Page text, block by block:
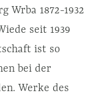
Wrba 1872-1932
seit 1939
ist so
bei der
Werke des